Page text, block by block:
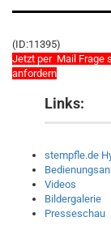
(ID:11395)
Jetzt per Mail Frage
anfordern
Links:
stempfle.de
Videos
Bildergalerie
Presseschau